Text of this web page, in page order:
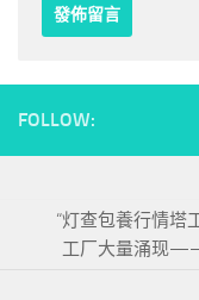
FOLLOW:
“灯查包養行情塔
工厂大量涌现